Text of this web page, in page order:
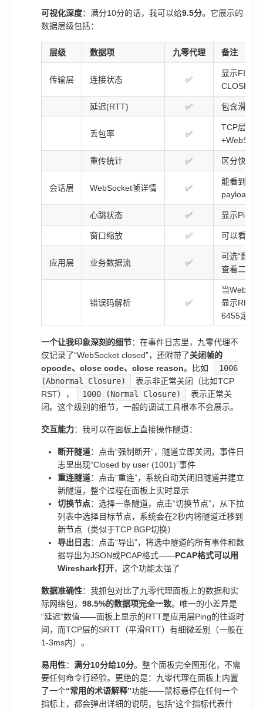
可视化深度：满分10分的话，我可以给9.5分。它展示的
数据层级包括：
层级 数据项 九零代理 备注
传输层 连接状态 ✅
显示FIN、
延迟(RTT) ✅ 包含滑动
丢包率 ✅
TCP层丢
重传统计 ✅ 区分快速
会话层 WebSocket帧详情 ✅
能看到每
payload长
心跳状态 ✅ 显示Ping/
窗口缩放 ✅ 可以看到
应用层 业务数据流 ✅
可选“数据
查看二进
错误码解析 ✅
当
显示RFC
6455定义
一个让我印象深刻的细节：在事件日志里，九零代理不
仅记录了“WebSocket closed”，还附带了关闭帧的
opcode、close code、close reason。比如
1006
(Abnormal Closure)
表示非正常关闭（比如TCP
RST），
1000 (Normal Closure)
表示正常关
闭。这个级别的细节，一般的调试工具根本不会展示。
交互能力：我可以在面板上直接操作隧道：
断开隧道：点击“强制断开”，隧道立即关闭，事件日
志里出现“Closed by user (1001)”事件
重连隧道：点击“重连”，系统自动关闭旧隧道并建立
新隧道，整个过程在面板上实时显示
切换节点：选择一条隧道，点击“切换节点”，从下拉
列表中选择目标节点，系统会在2秒内将隧道迁移到
新节点（类似于TCP BGP切换）
导出日志：点击“导出”，将选中隧道的所有事件和数
据导出为JSON或PCAP格式——PCAP格式可以用
Wireshark打开，这个功能太强了
数据准确性：我抓包对比了九零代理面板上的数据和实
际网络包， 98.5%的数据项完全一致。唯一的小差异是
“延迟”数值——面板上显示的RTT是应用层Ping的往返时
间，而TCP层的SRTT（平滑RTT）有细微差别（一般在
1-3ms内）。
易用性： 满分10分给10分。整个面板完全图形化，不需
要任何命令行经验。更绝的是：九零代理在面板上内置
了一个“常用的术语解释”功能——鼠标悬停在任何一个
指标上，都会弹出详细的说明，包括“这个指标代表什